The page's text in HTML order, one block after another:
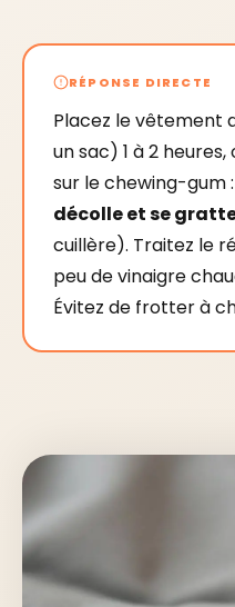
RÉPONSE DIRECTE
Placez le vêtement
un sac) 1 à 2
sur le chewing-gum
décolle et se
cuillère). Traitez le
peu de vinaigre
Évitez de frotter à